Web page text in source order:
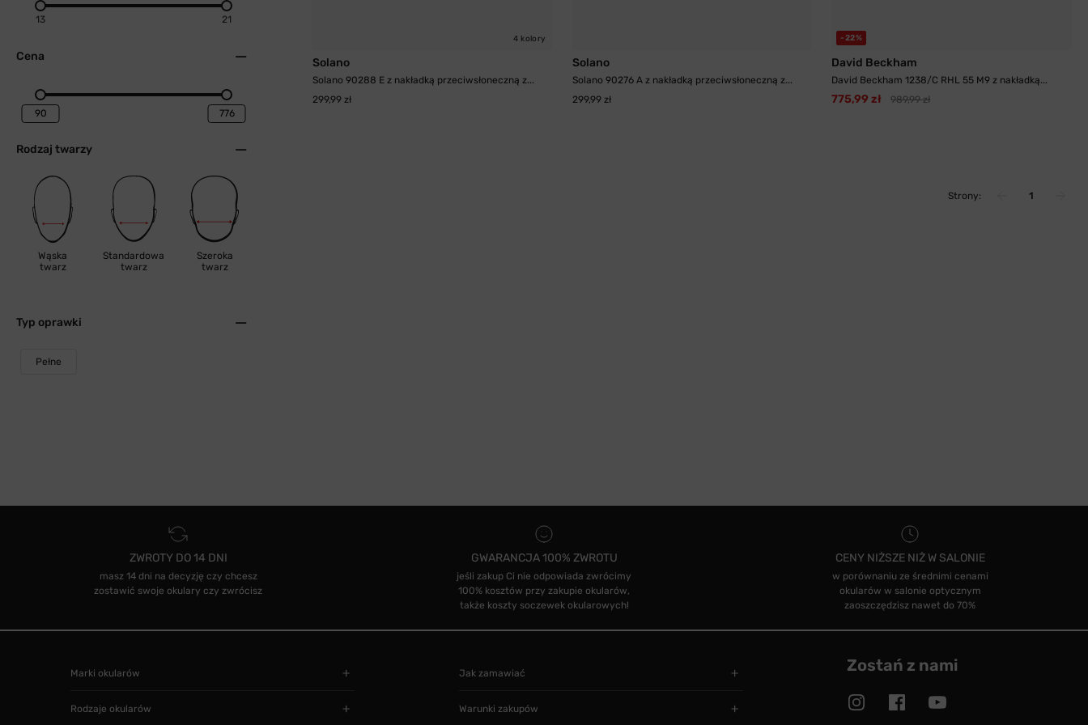
13 21
Cena
Rodzaj twarzy
Wąska
twarz
Standardowa
twarz
Szeroka
twarz
Typ oprawki
Pełne
4 kolory
Solano
Solano 90288 E z nakładką przeciwsłoneczną z...
299,99 zł
Solano
Solano 90276 A z nakładką przeciwsłoneczną z...
299,99 zł
-22%
David Beckham
David Beckham 1238/C RHL 55 M9 z nakładką...
775,99 zł 989,99 zł
Strony: 1
ZWROTY DO 14 DNI
masz 14 dni na decyzję czy chcesz
zostawić swoje okulary czy zwrócisz
GWARANCJA 100% ZWROTU
jeśli zakup Ci nie odpowiada zwrócimy
100% kosztów przy zakupie okularów,
także koszty soczewek okularowych!
CENY NIŻSZE NIŻ W SALONIE
w porównaniu ze średnimi cenami
okularów w salonie optycznym
zaoszczędzisz nawet do 70%
Zostań z nami
Marki okularów
Rodzaje okularów
Jak zamawiać
Warunki zakupów